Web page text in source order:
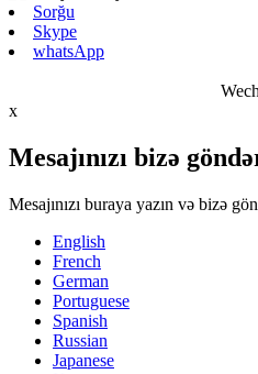
Sorğu
Skype
whatsApp
x
Mesajınızı bizə
Mesajınızı buraya yazın və bizə
English
French
German
Portuguese
Spanish
Russian
Japanese